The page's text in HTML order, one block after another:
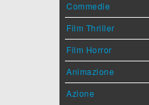
Commedie
Film Thriller
Film Horror
Animazione
Azione